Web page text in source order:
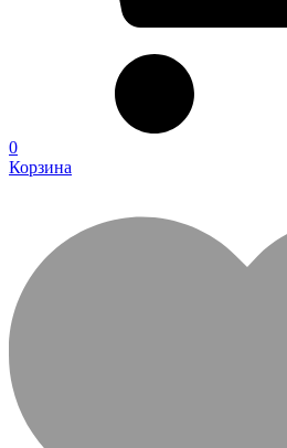
0
Корзина